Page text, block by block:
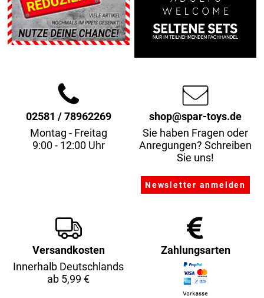
02581 / 78962269
Montag - Freitag
9:00 - 12:00 Uhr
shop@spar-toys.de
Sie haben Fragen oder
Anregungen? Schreiben
Sie uns!
Versandkosten
Innerhalb Deutschlands
ab 5,99 €
Zahlungsarten